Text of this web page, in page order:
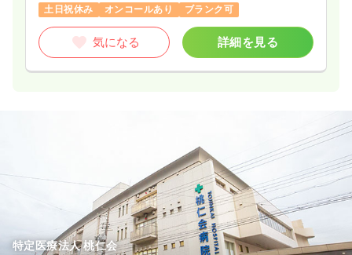
土日祝休み
オンコールあり ブランク可
気になる 詳細を見る
特定医療法人 桃仁会